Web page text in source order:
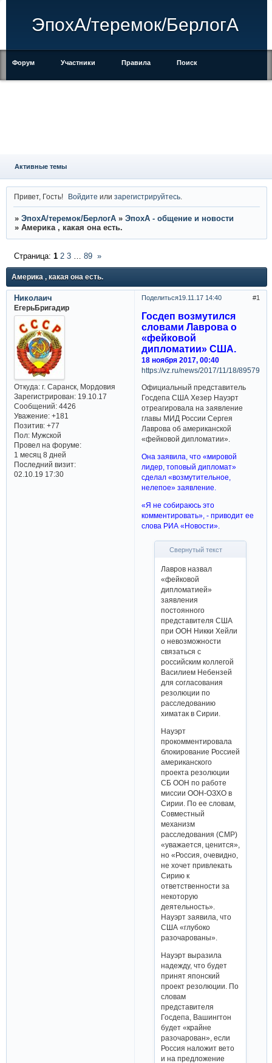
ЭпохА/теремок/БерлогА
Форум Участники Правила Поиск
Активные темы
Привет, Гость! Войдите илизарегистрируйтесь
» ЭпохА/теремок/БерлогА » ЭпохА - общение и новости
» Америка , какая она есть.
Америка , какая она есть.
Страница: 1 2 3 … 89 »
Поделиться 1
19.11.17 14:40
Николаич
ЕгерьБригадир
Откуда:г. Саранск, Мордовия
Зарегистрирован: 19.10.17
Сообщений:4426
Уважение: +181
Позитив: +77
Пол:Мужской
Провел на форуме:
1 месяц 8 дней
Последний визит:
02.10.19 17:30
Госдеп возмутился
словами Лаврова о
«фейковой
дипломатии» США.
18 ноября 2017, 00:40
https://vz.ru/news/2017/11/18/
Официальный представитель
Госдепа США Хезер Науэрт
отреагировала на заявление
главы МИД России Сергея
Лаврова об американской
«фейковой дипломатии».
Она заявила, что «мировой
лидер, топовый дипломат»
сделал «возмутительное,
нелепое» заявление.
«Я не собираюсь это
комментировать», - приводит ее
слова РИА «Новости».
Свернутый текст
Лавров назвал
«фейковой
дипломатией»
заявления
постоянного
представителя США
при ООН Никки Хейли
о невозможности
связаться с
российским коллегой
Василием Небензей
для согласования
резолюции по
расследованию
химатак в Сирии.
Науэрт
прокомментировала
блокирование Россией
американского
проекта резолюции
СБ ООН по работе
миссии ООН-ОЗХО в
Сирии. По ее словам,
Совместный
механизм
расследования (СМР)
«уважается, ценится»,
но «Россия, очевидно,
не хочет привлекать
Сирию к
ответственности за
некоторую
деятельность».
Науэрт заявила, что
США «глубоко
разочарованы».
Науэрт выразила
надежду, что будет
принят японский
проект резолюции. По
словам
представителя
Госдепа, Вашингтон
будет «крайне
разочарован», если
Россия наложит вето
и на предложение